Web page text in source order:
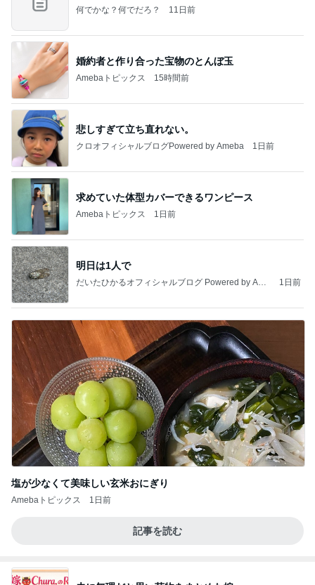
何でかな？何でだろ？ 11日前
婚約者と作り合った宝物のとんぼ玉
Amebaトピックス 15時間前
悲しすぎて立ち直れない。
クロオフィシャルブログPowered by Ameba 1日前
求めていた体型カバーできるワンピース
Amebaトピックス 1日前
明日は1人で
だいたひかるオフィシャルブログ Powered by Ame
1日前
塩が少なくて美味しい玄米おにぎり
Amebaトピックス 1日前
記事を読む